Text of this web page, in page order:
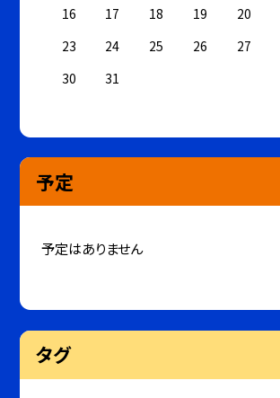
16
17 18 19 20
23
24 25 26 27
30
31
予定
予定はありません
タグ